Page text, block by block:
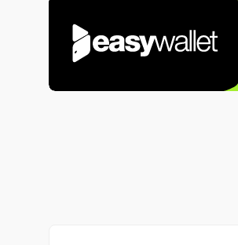
COMEX: PLATINUM -
LME: ALUMINIUM -
LME: NICKEL -
LME: LEAD - 1877.50
FOREX: USD/JPY -
FOREX: EUR/USD -